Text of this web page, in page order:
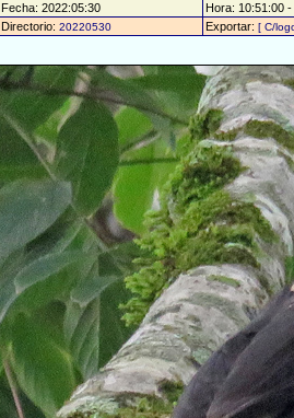
Fecha: 2022:05:30
Hora: 10:51:00
Directorio: 20220530 Exportar: [ C/